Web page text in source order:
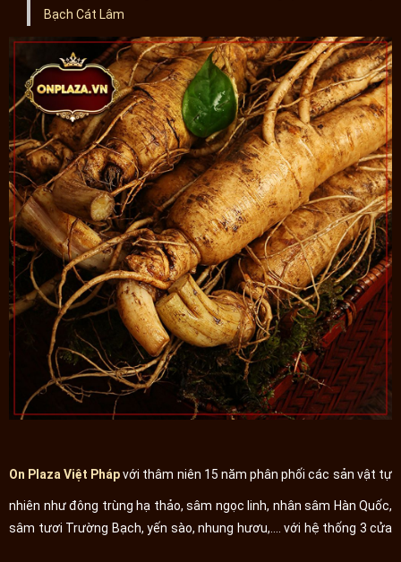
Bạch Cát Lâm
On Plaza Việt Phápvới thâm niên 15 năm phân phối các sản vật tự
nhiên như đông trùng hạ thảo, sâm ngọc linh, nhân sâm Hàn Quốc,
sâm tươi Trường Bạch, yến sào, nhung hươu,.... với hệ thống 3 cửa